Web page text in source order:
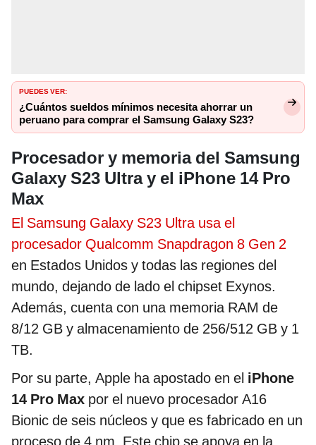
PUEDES VER:
¿Cuántos sueldos mínimos necesita ahorrar un
peruano para comprar el Samsung Galaxy S23?
Procesador y memoria del Samsung
Galaxy S23 Ultra y el iPhone 14 Pro
Max
El Samsung Galaxy S23 Ultra usa el
procesador Qualcomm Snapdragon 8 Gen 2
en Estados Unidos y todas las regiones del
mundo, dejando de lado el chipset Exynos.
Además, cuenta con una memoria RAM de
8/12 GB y almacenamiento de 256/512 GB y 1
TB.
Por su parte, Apple ha apostado en el iPhone
14 Pro Max por el nuevo procesador A16
Bionic de seis núcleos y que es fabricado en un
proceso de 4 nm. Este chip se apoya en la